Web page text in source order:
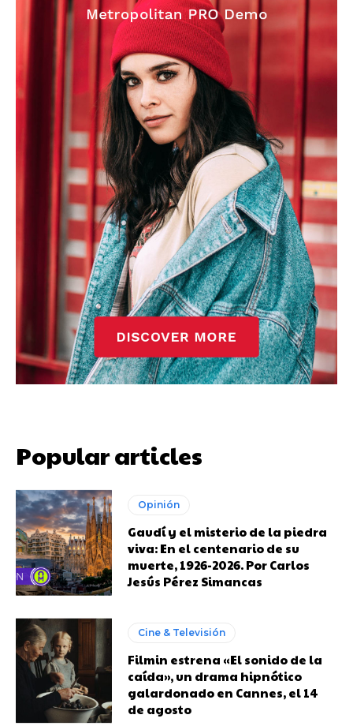
Popular articles
Opinión
Gaudí y el misterio de la piedra
viva: En el centenario de su
muerte, 1926-2026. Por Carlos
Jesús Pérez Simancas
Cine & Televisión
Filmin estrena «El sonido de la
caída», un drama hipnótico
galardonado en Cannes, el 14
de agosto